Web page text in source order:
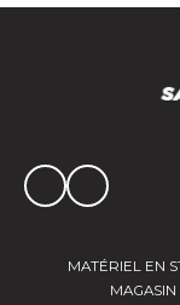
MATÉRIEL EN
MAGASIN